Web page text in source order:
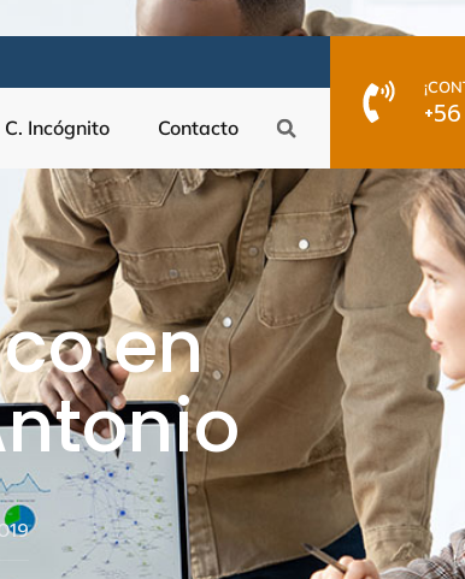
C. Incógnito Contacto
en